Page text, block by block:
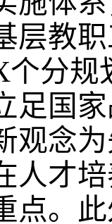
层教
个分
足国
观念
人才
点。